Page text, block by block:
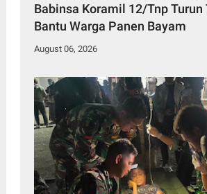
Babinsa Koramil 12/Tnp Turun
Bantu Warga Panen Bayam
August 06, 2026